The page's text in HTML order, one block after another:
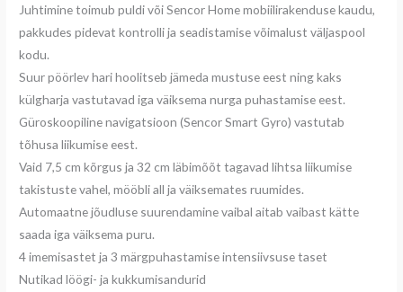
Juhtimine toimub puldi või Sencor Home mobiilirakenduse kaudu,
pakkudes pidevat kontrolli ja seadistamise võimalust väljaspool
kodu.
Suur pöörlev hari hoolitseb jämeda mustuse eest ning kaks
külgharja vastutavad iga väiksema nurga puhastamise eest.
Güroskoopiline navigatsioon (Sencor Smart Gyro) vastutab
tõhusa liikumise eest.
Vaid 7,5 cm kõrgus ja 32 cm läbimõõt tagavad lihtsa liikumise
takistuste vahel, mööbli all ja väiksemates ruumides.
Automaatne jõudluse suurendamine vaibal aitab vaibast kätte
saada iga väiksema puru.
4 imemisastet ja 3 märgpuhastamise intensiivsuse taset
Nutikad löögi- ja kukkumisandurid